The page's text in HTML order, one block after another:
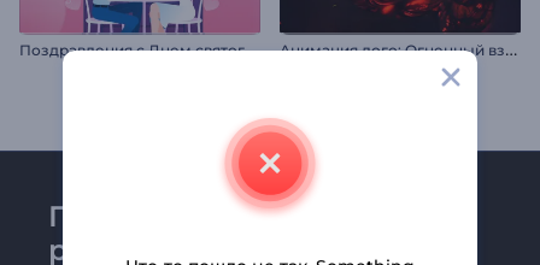
П
оздравления с Днем святого Валентина А
нимация лого: Огненный взрыв
Присоединяйтесь к
рассылке Renderforest